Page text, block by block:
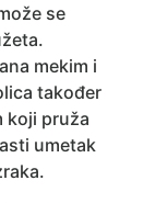
se
mekim i
također
koji pruža
umetak